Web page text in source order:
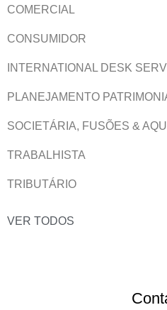
COMERCIAL
CONSUMIDOR
INTERNATIONAL DESK
PLANEJAMENTO
SOCIETÁRIA, FUSÕES &
TRABALHISTA
TRIBUTÁRIO
VER TODOS